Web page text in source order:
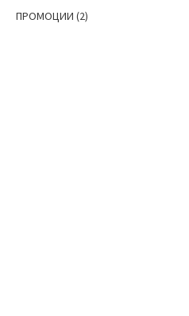
ПРОМОЦИИ (2)